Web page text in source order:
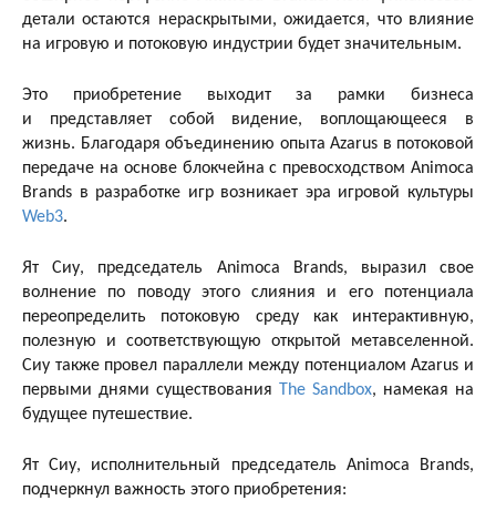
детали остаются нераскрытыми, ожидается, что влияние
на игровую и потоковую индустрии будет значительным.
Это приобретение выходит за рамки бизнеса
и представляет собой видение, воплощающееся в
жизнь. Благодаря объединению опыта Azarus в потоковой
передаче на основе блокчейна с превосходством Animoca
Brands в разработке игр возникает эра игровой культуры
Web3.
Ят Сиу, председатель Animoca Brands, выразил свое
волнение по поводу этого слияния и его потенциала
переопределить потоковую среду как интерактивную,
полезную и соответствующую открытой метавселенной.
Сиу также провел параллели между потенциалом Azarus и
первыми днями существования
The Sandbox, намекая на
будущее путешествие.
Ят Сиу, исполнительный председатель Animoca Brands,
подчеркнул важность этого приобретения: